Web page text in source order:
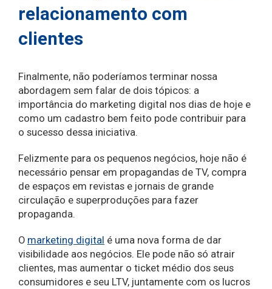
relacionamento com
clientes
Finalmente, não poderíamos terminar nossa
abordagem sem falar de dois tópicos: a
importância do marketing digital nos dias de hoje e
como um cadastro bem feito pode contribuir para
o sucesso dessa iniciativa.
Felizmente para os pequenos negócios, hoje não é
necessário pensar em propagandas de TV, compra
de espaços em revistas e jornais de grande
circulação e superproduções para fazer
propaganda.
O marketing digital é uma nova forma de dar
visibilidade aos negócios. Ele pode não só atrair
clientes, mas aumentar o ticket médio dos seus
consumidores e seu LTV, juntamente com os lucros